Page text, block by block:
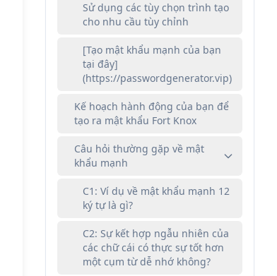
Sử dụng các tùy chọn trình tạo
cho nhu cầu tùy chỉnh
[Tạo mật khẩu mạnh của bạn
tại đây]
(https://passwordgenerator.vip)
Kế hoạch hành động của bạn để
tạo ra mật khẩu Fort Knox
Câu hỏi thường gặp về mật
khẩu mạnh
C1: Ví dụ về mật khẩu mạnh 12
ký tự là gì?
C2: Sự kết hợp ngẫu nhiên của
các chữ cái có thực sự tốt hơn
một cụm từ dễ nhớ không?